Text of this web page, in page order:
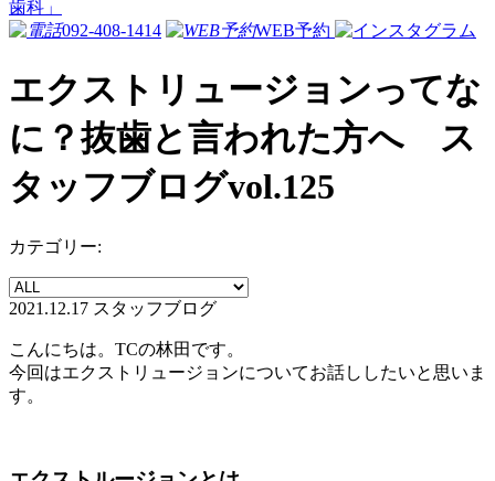
092-408-1414 WEB予約
エクストリュージョンってな
に？抜歯と言われた方へ ス
タッフブログvol.125
カテゴリー:
2021.12.17 スタッフブログ
こんにちは。TCの林田です。
今回はエクストリュージョンについてお話ししたいと思いま
す。